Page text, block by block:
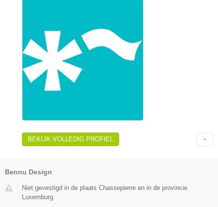
BEKIJK VOLLEDIG PROFIEL
Bennu Design
Niet gevestigd in de plaats Chassepierre en in de provincie
Luxemburg.